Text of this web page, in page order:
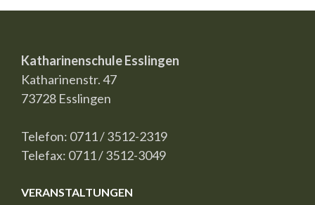
Katharinenschule Esslingen
Katharinenstr. 47
73728 Esslingen
Telefon: 0711 / 3512-2319
Telefax: 0711 / 3512-3049
VERANSTALTUNGEN